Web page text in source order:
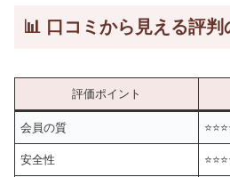
📊 口コミから見える評
評価ポイント
会員の質
安全性